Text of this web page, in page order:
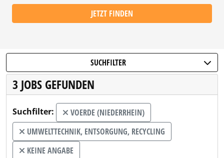
JETZT FINDEN
SUCHFILTER
3 JOBS GEFUNDEN
Suchfilter:
VOERDE (NIEDERRHEIN)
UMWELTTECHNIK, ENTSORGUNG, RECYCLING
KEINE ANGABE